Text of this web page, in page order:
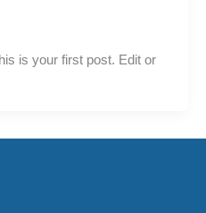
is your first post. Edit or